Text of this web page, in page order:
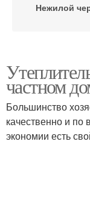
Нежилой
частном
Большинство
качественно и по
экономии есть